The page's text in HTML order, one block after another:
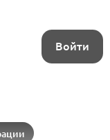
Войти